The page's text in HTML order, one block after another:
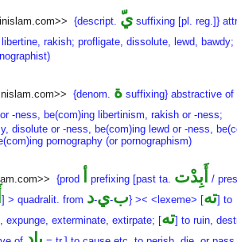
{descript. ّيsuffixing [pl. reg.]}
rakish; profligate, dissolute, lewd, bawdy;
{denom. ةsuffixing} abstractive of
-ness, be(com)ing libertinism, rakish or -ness;
disolute or -ness, be(com)ing lewd or -ness,
pornography (or pornographism)
{prod prefixing [past ta. أَبِدْت /
] > quadralit. from ب-ي-د } >< <lexeme> [ته] to
expunge, exterminate, extirpate; [ته] to ruin,